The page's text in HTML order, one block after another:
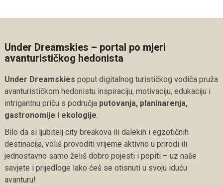
Under Dreamskies – portal po mjeri
avanturističkog hedonista
Under Dreamskies poput digitalnog turističkog vodiča pruža
avanturističkom hedonistu inspiraciju, motivaciju, edukaciju i
intrigantnu priču s područja putovanja, planinarenja,
gastronomije i ekologije.
Bilo da si ljubitelj city breakova ili dalekih i egzotičnih
destinacija, voliš provoditi vrijeme aktivno u prirodi ili
jednostavno samo želiš dobro pojesti i popiti – uz naše
savjete i prijedloge lako ćeš se otisnuti u svoju iduću
avanturu!